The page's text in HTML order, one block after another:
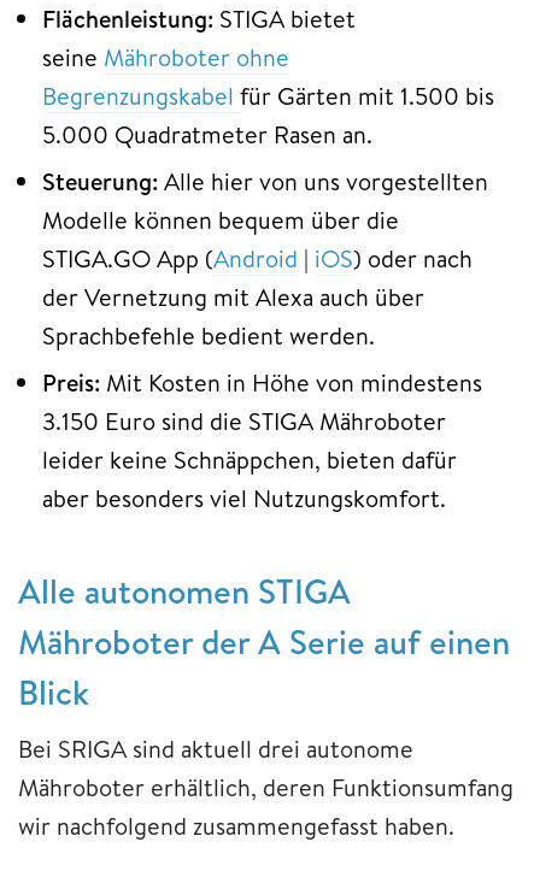
Flächenleistung: STIGA bietet
seine Mähroboter ohne
Begrenzungskabel für Gärten mit 1.500 bis
5.000 Quadratmeter Rasen an.
Steuerung: Alle hier von uns vorgestellten
Modelle können bequem über die
STIGA.GO App (Android | iOS) oder nach
der Vernetzung mit Alexa auch über
Sprachbefehle bedient werden.
Preis: Mit Kosten in Höhe von mindestens
3.150 Euro sind die STIGA Mähroboter
leider keine Schnäppchen, bieten dafür
aber besonders viel Nutzungskomfort.
Alle autonomen STIGA
Mähroboter der A Serie auf einen
Blick
Bei SRIGA sind aktuell drei autonome
Mähroboter erhältlich, deren Funktionsumfang
wir nachfolgend zusammengefasst haben.